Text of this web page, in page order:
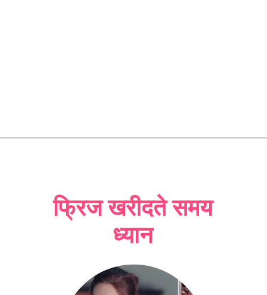
फ्रिज खरीदते समय
ध्यान